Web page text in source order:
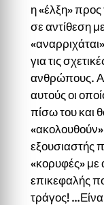
η «έλξη» προς
σε αντίθεση
για τις
ανθρώπους.
αυτούς οι
πίσω του και
εξουσιαστής
«κορυφές»
επικεφαλής
τράγος!